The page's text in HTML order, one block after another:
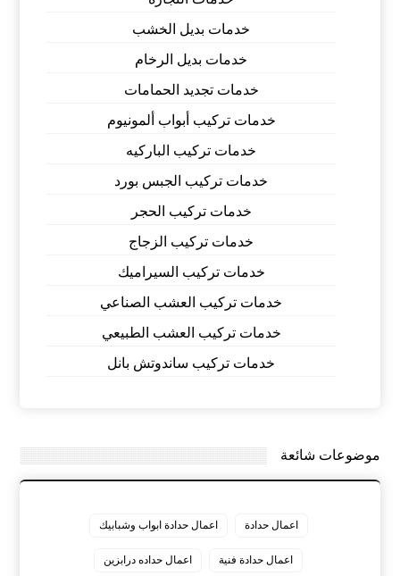
خدمات بديل الخشب
خدمات بديل الرخام
خدمات تجديد الحمامات
خدمات تركيب أبواب ألمونيوم
خدمات تركيب الباركيه
خدمات تركيب الجبس بورد
خدمات تركيب الحجر
خدمات تركيب الزجاج
خدمات تركيب السيراميك
خدمات تركيب العشب الصناعي
خدمات تركيب العشب الطبيعي
خدمات تركيب ساندوتش بانل
موضوعات شائعة
اعمال حدادة اعمال حدادة ابواب وشبابيك
اعمال حدادة فنية اعمال حداده درابزين